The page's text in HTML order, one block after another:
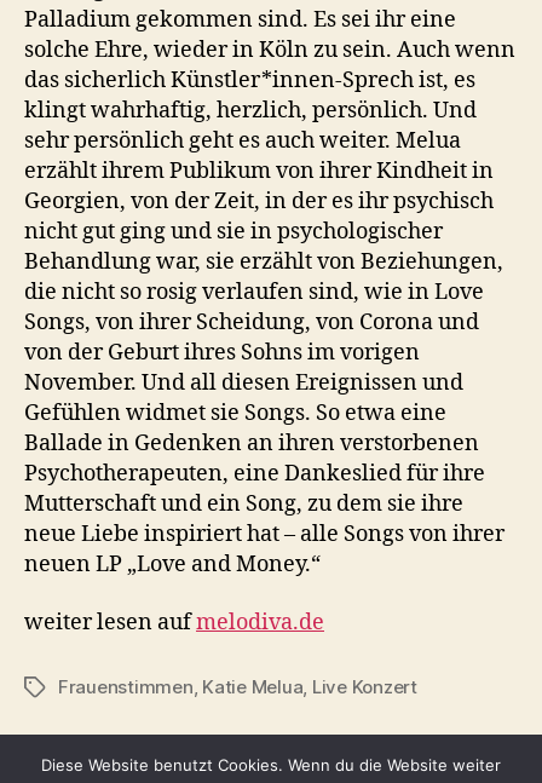
Palladium gekommen sind. Es sei ihr eine
solche Ehre, wieder in Köln zu sein. Auch wenn
das sicherlich Künstler*innen-Sprech ist, es
klingt wahrhaftig, herzlich, persönlich. Und
sehr persönlich geht es auch weiter. Melua
erzählt ihrem Publikum von ihrer Kindheit in
Georgien, von der Zeit, in der es ihr psychisch
nicht gut ging und sie in psychologischer
Behandlung war, sie erzählt von Beziehungen,
die nicht so rosig verlaufen sind, wie in Love
Songs, von ihrer Scheidung, von Corona und
von der Geburt ihres Sohns im vorigen
November. Und all diesen Ereignissen und
Gefühlen widmet sie Songs. So etwa eine
Ballade in Gedenken an ihren verstorbenen
Psychotherapeuten, eine Dankeslied für ihre
Mutterschaft und ein Song, zu dem sie ihre
neue Liebe inspiriert hat – alle Songs von ihrer
neuen LP „Love and Money.“
weiter lesen aufmelodiva.de
Schlagwörter
Frauenstimmen, Katie Melua, Live Konzert
Diese Website benutzt Cookies. Wenn du die Website weiter